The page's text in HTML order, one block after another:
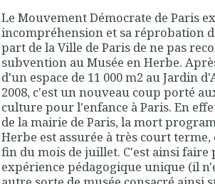
Le Mouvement Démocrate de Paris
incompréhension et sa réprobation
part de la Ville de Paris de ne pas
subvention au Musée en Herbe.
d'un espace de 11 000 m2 au Jardin
2008, c'est un nouveau coup porté
culture pour l'enfance à Paris. En
de la mairie de Paris, la mort
Herbe est assurée à très court terme,
fin du mois de juillet. C'est ainsi faire
expérience pédagogique unique (il